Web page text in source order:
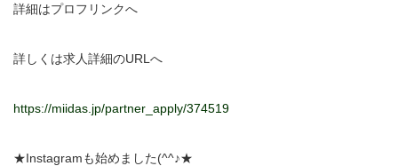
詳細はプロフリンクへ
詳しくは求人詳細のURLへ
https://miidas.jp/partner_apply/374519
★Instagramも始めました(^^♪★